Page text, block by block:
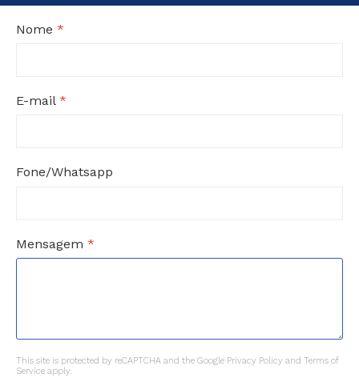
Nome *
E-mail *
Fone/Whatsapp
Mensagem *
reCAPTCHA*
This site is protected by reCAPTCHA and the Google Privacy Policy and Terms of
Service apply.